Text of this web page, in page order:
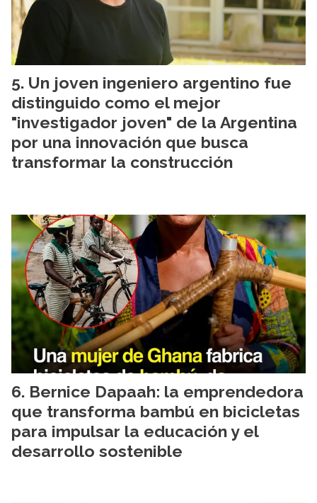
Un joven ingeniero argentino fue
distinguido como el mejor
"investigador joven" de la Argentina
por una innovación que busca
transformar la construcción
Bernice Dapaah: la emprendedora
que transforma bambú en bicicletas
para impulsar la educación y el
desarrollo sostenible